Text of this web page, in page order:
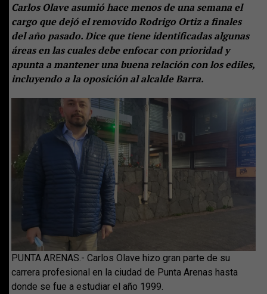
Carlos Olave asumió hace menos de una semana el
cargo que dejó el removido Rodrigo Ortiz a finales
del año pasado. Dice que tiene identificadas algunas
áreas en las cuales debe enfocar con prioridad y
apunta a mantener una buena relación con los ediles,
incluyendo a la oposición al alcalde Barra.
PUNTA ARENAS.- Carlos Olave hizo gran parte de su
carrera profesional en la ciudad de Punta Arenas hasta
donde se fue a estudiar el año 1999.